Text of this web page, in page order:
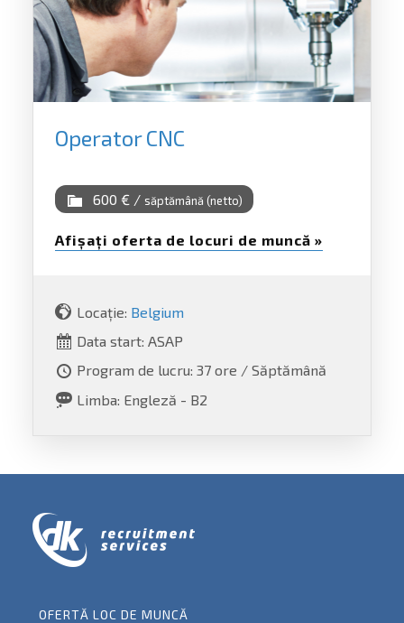
Operator CNC
600 € / săptămână (netto)
Afișați oferta de locuri de muncă »
Locație: Belgium
Data start: ASAP
Program de lucru: 37 ore / Săptămână
Limba: Engleză - B2
OFERTĂ LOC DE MUNCĂ